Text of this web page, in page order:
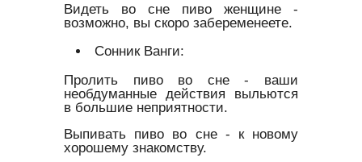
Видеть во сне пиво женщине -
возможно, вы скоро забеременеете.
Сонник Ванги:
Пролить пиво во сне - ваши
необдуманные действия выльются
в большие неприятности.
Выпивать пиво во сне - к новому
хорошему знакомству.